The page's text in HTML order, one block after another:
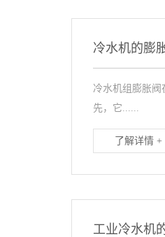
冷水机的膨
冷水机组膨胀
先，它......
了解详情 +
工业冷水机